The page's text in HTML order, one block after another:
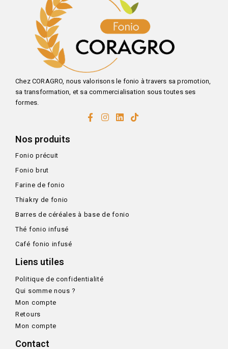
Chez CORAGRO, nous valorisons le fonio à travers sa promotion,
sa transformation, et sa commercialisation sous toutes ses
formes.
Nos produits
Fonio précuit
Fonio brut
Farine de fonio
Thiakry de fonio
Barres de céréales à base de fonio
Thé fonio infusé
Café fonio infusé
Liens utiles
Politique de confidentialité
Qui somme nous ?
Mon compte
Retours
Mon compte
Contact